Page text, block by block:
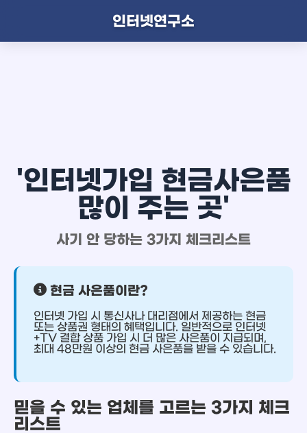
인터넷연구소
'인터넷가입 현금사은품
많이 주는 곳'
사기 안 당하는 3가지 체크리스트
현금 사은품이란?
인터넷 가입 시 통신사나 대리점에서 제공하는 현금
또는 상품권 형태의 혜택입니다. 일반적으로 인터넷
+TV 결합 상품 가입 시 더 많은 사은품이 지급되며,
최대 48만원 이상의 현금 사은품을 받을 수 있습니다.
믿을 수 있는 업체를 고르는 3가지 체크
리스트